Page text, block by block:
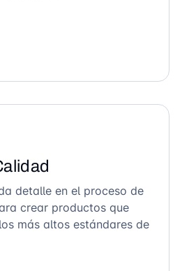
detalle en el proceso de
crear productos que
más altos estándares de